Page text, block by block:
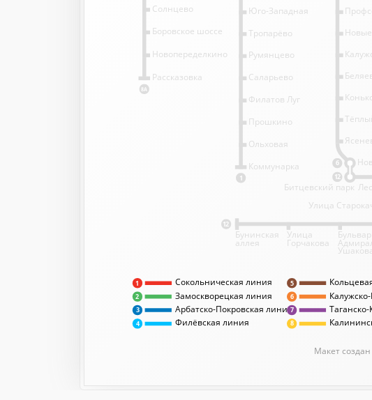
Сокольническая линия
Замоскворецкая линия
Арбатско-Покровская линия
Филёвская линия
Макет
2
3
8
7
6
5
4
1
6
12
12
1
8А
Саларьево
Румянцево
Тропарёво
Юго-Западная
Битцевский парк
Улица
Бульвар
Ушакова
Улица
Горчакова
Бунинская
аллея
Рассказовка
Новопеределкино
Боровское шоссе
Солнцево
Филатов Луг
Прошкино
Ольховая
Коммунарка